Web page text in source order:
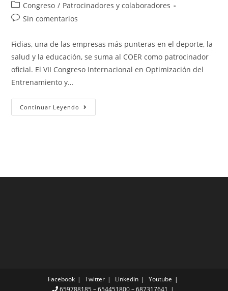
Congreso / Patrocinadores y colaboradores
Sin comentarios
Fidias, una de las empresas más punteras en el deporte, la
salud y la educación, se suma al COER como patrocinador
oficial. El VII Congreso Internacional en Optimización del
Entrenamiento y…
Continuar Leyendo
Facebook Twitter Linkedin
Youtube